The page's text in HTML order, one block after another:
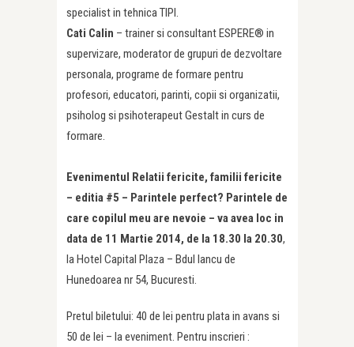
specialist in tehnica TIPI.
Cati Calin – trainer si consultant ESPERE® in
supervizare, moderator de grupuri de dezvoltare
personala, programe de formare pentru
profesori, educatori, parinti, copii si organizatii,
psiholog si psihoterapeut Gestalt in curs de
formare.
Evenimentul Relatii fericite, familii fericite
– editia #5 – Parintele perfect? Parintele de
care copilul meu are nevoie – va avea loc in
data de 11 Martie 2014, de la 18.30 la 20.30,
la Hotel Capital Plaza – Bdul Iancu de
Hunedoarea nr 54, Bucuresti.
Pretul biletului: 40 de lei pentru plata in avans si
50 de lei – la eveniment. Pentru inscrieri :